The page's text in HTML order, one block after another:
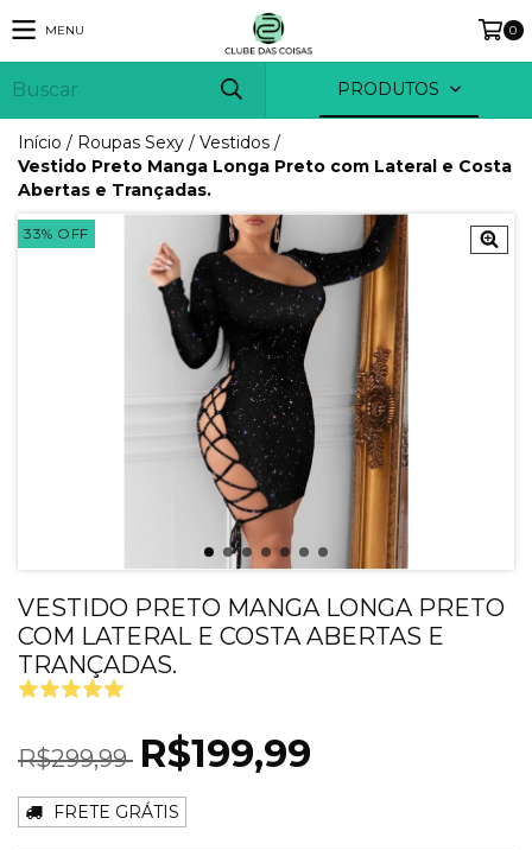
MENU 0
PRODUTOS
Início / Roupas Sexy / Vestidos /
Vestido Preto Manga Longa Preto com Lateral e Costa
Abertas e Trançadas.
33% OFF
VESTIDO PRETO MANGA LONGA PRETO
COM LATERAL E COSTA ABERTAS E
TRANÇADAS.
R$299,99 R$199,99
FRETE GRÁTIS